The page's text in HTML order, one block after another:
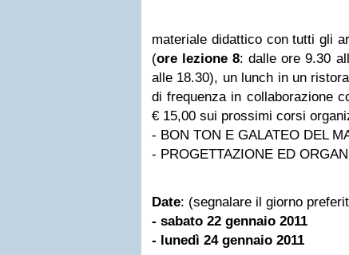
materiale didattico con tutti gli
(ore lezione 8: dalle ore 9.30
alle 18.30), un lunch in un
di frequenza in collaborazione
€ 15,00 sui prossimi corsi
- BON TON E GALATEO DEL
- PROGETTAZIONE ED
Date: (segnalare il giorno
- sabato 22 gennaio 2011
- lunedì 24 gennaio 2011